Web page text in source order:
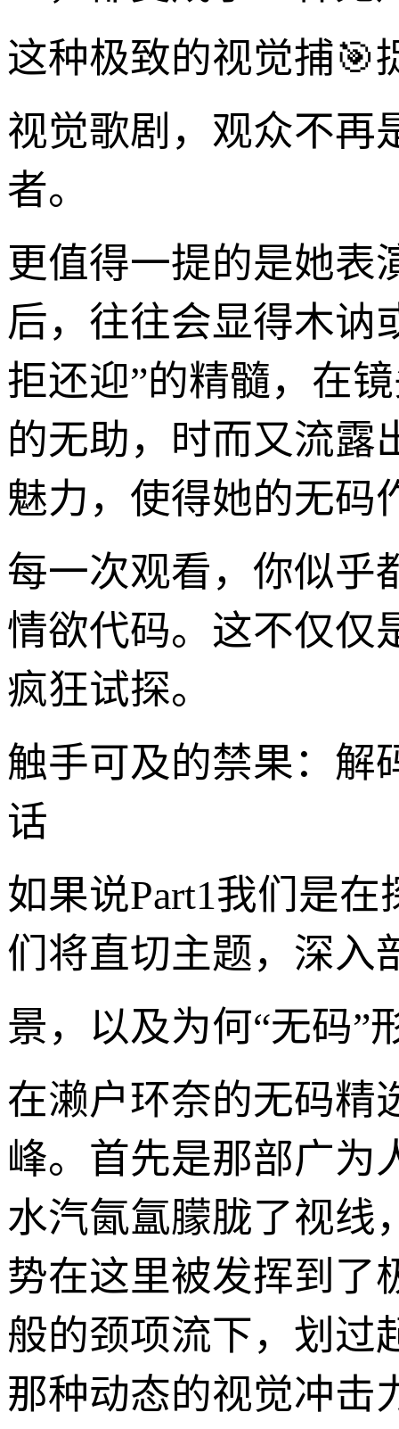
这种极致的视觉捕🎯
视觉歌剧，观众不再
者。
更值得一提的是她表
后，往往会显得木讷
拒还迎”的精髓，在
的无助，时而又流露
魅力，使得她的无码
每一次观看，你似乎
情欲代码。这不仅仅
疯狂试探。
触手可及的禁果：解
话
如果说Part1我们是
们将直切主题，深入
景，以及为何“无码”
在濑户环奈的无码精
峰。首先是那部广为
水汽氤氲朦胧了视线
势在这里被发挥到
般的颈项流下，划过
那种动态的视觉冲击